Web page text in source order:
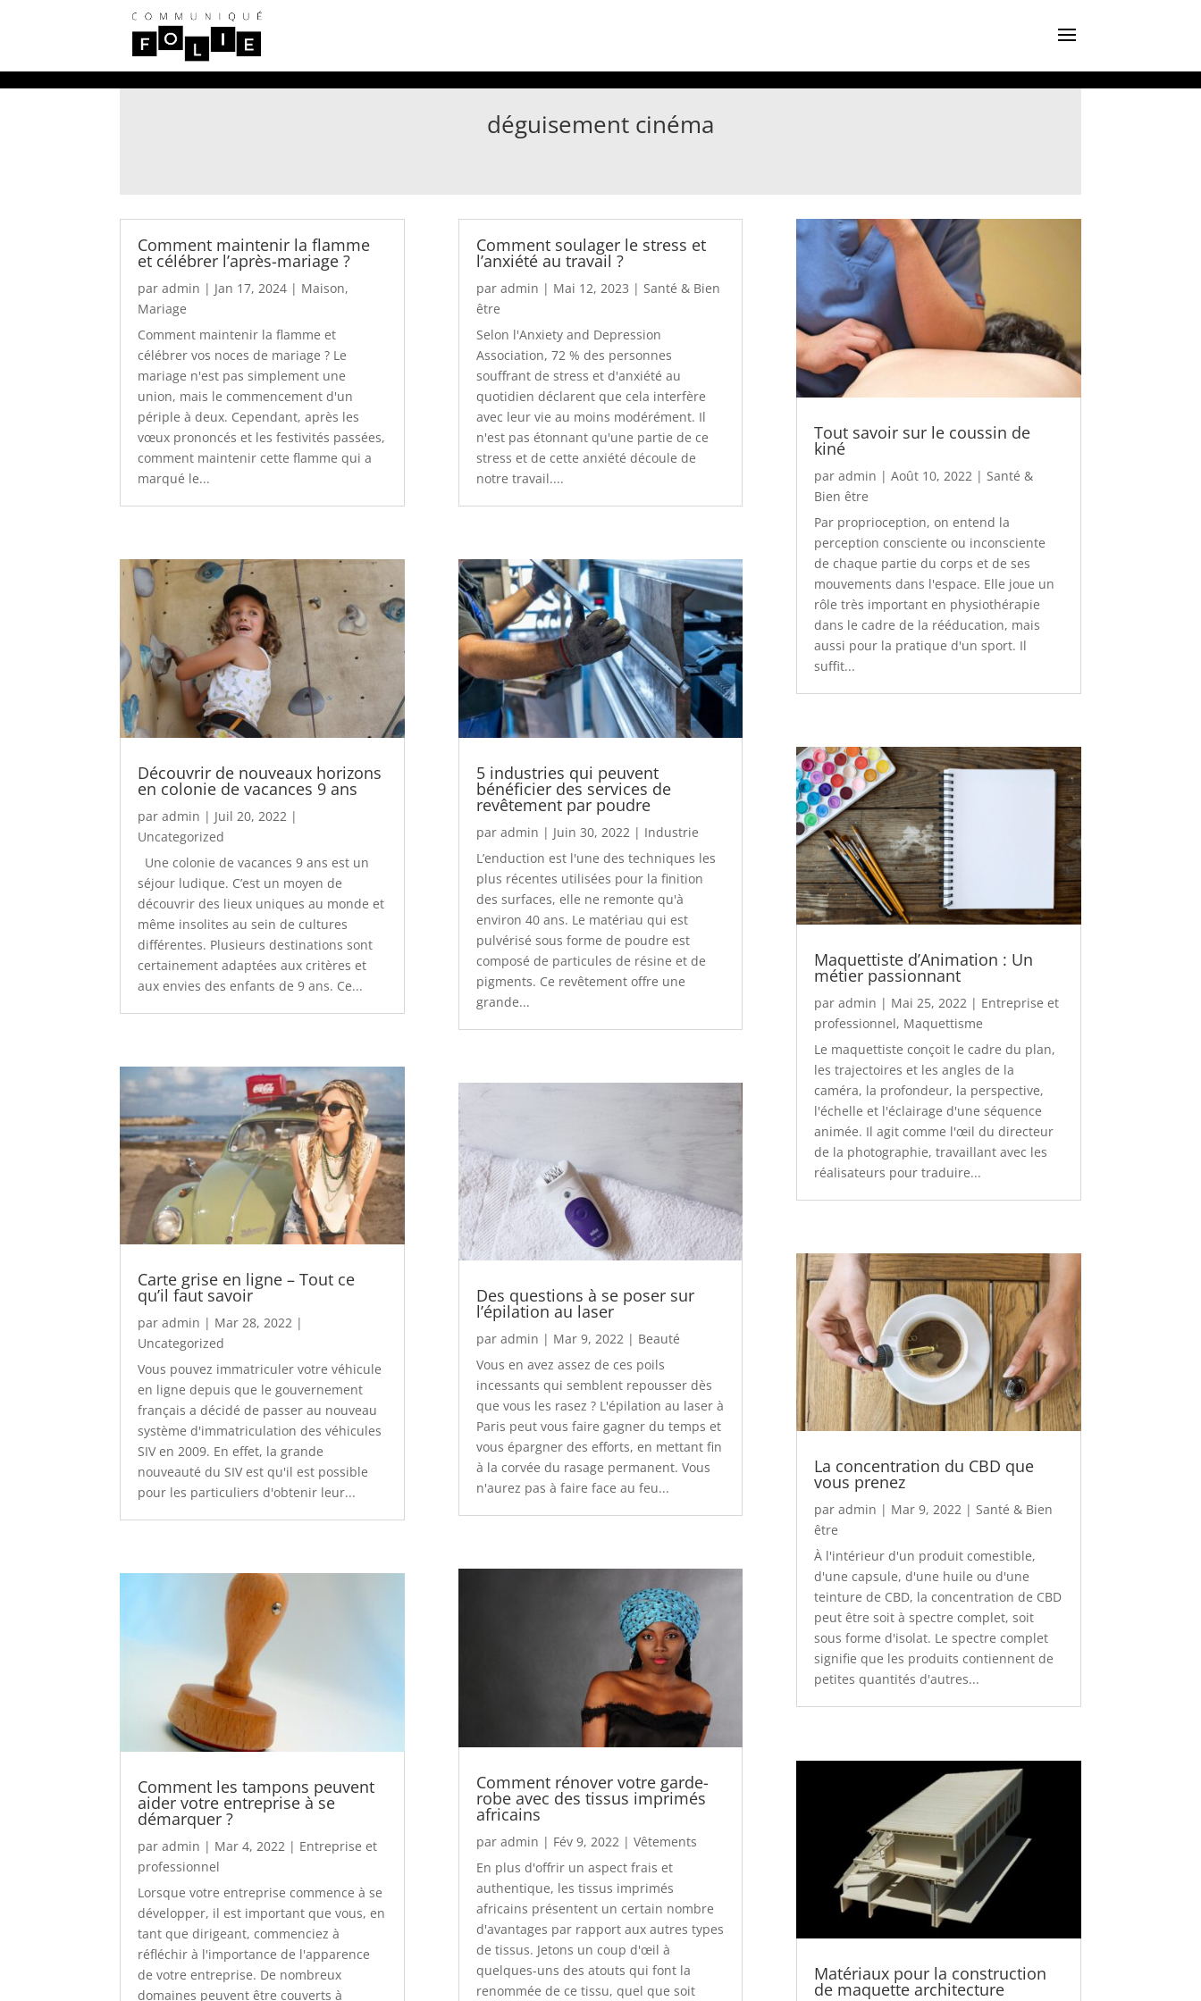
déguisement cinéma
Comment maintenir la flamme
et célébrer l’après-mariage ?
paradmin | Jan 17, 2024 | Maison,
Mariage
Comment maintenir la flamme et
célébrer vos noces de mariage ? Le
mariage n'est pas simplement une
union, mais le commencement d'un
périple à deux. Cependant, après les
vœux prononcés et les festivités passées,
comment maintenir cette flamme qui a
marqué le...
Découvrir de nouveaux horizons
en colonie de vacances 9 ans
paradmin | Juil 20, 2022 |
Uncategorized
Une colonie de vacances 9 ans est un
séjour ludique. C’est un moyen de
découvrir des lieux uniques au monde et
même insolites au sein de cultures
différentes. Plusieurs destinations sont
certainement adaptées aux critères et
aux envies des enfants de 9 ans. Ce...
Carte grise en ligne – Tout ce
qu’il faut savoir
paradmin | Mar 28, 2022 |
Uncategorized
Vous pouvez immatriculer votre véhicule
en ligne depuis que le gouvernement
français a décidé de passer au nouveau
système d'immatriculation des véhicules
SIV en 2009. En effet, la grande
nouveauté du SIV est qu'il est possible
pour les particuliers d'obtenir leur...
Comment les tampons peuvent
aider votre entreprise à se
démarquer ?
paradmin | Mar 4, 2022 | Entreprise et
professionnel
Lorsque votre entreprise commence à se
développer, il est important que vous, en
tant que dirigeant, commenciez à
réfléchir à l'importance de l'apparence
de votre entreprise. De nombreux
domaines peuvent être couverts à
Comment soulager le stress et
l’anxiété au travail ?
par admin | Mai 12, 2023 | Santé & Bien
être
Selon l'Anxiety and Depression
Association, 72 % des personnes
souffrant de stress et d'anxiété au
quotidien déclarent que cela interfère
avec leur vie au moins modérément. Il
n'est pas étonnant qu'une partie de ce
stress et de cette anxiété découle de
notre travail....
5 industries qui peuvent
bénéficier des services de
revêtement par poudre
par admin | Juin 30, 2022 | Industrie
L’enduction est l'une des techniques les
plus récentes utilisées pour la finition
des surfaces, elle ne remonte qu'à
environ 40 ans. Le matériau qui est
pulvérisé sous forme de poudre est
composé de particules de résine et de
pigments. Ce revêtement offre une
grande...
Des questions à se poser sur
l’épilation au laser
par admin | Mar 9, 2022| Beauté
Vous en avez assez de ces poils
incessants qui semblent repousser dès
que vous les rasez ? L'épilation au laser à
Paris peut vous faire gagner du temps et
vous épargner des efforts, en mettant fin
à la corvée du rasage permanent. Vous
n'aurez pas à faire face au feu...
Comment rénover votre garde-
robe avec des tissus imprimés
africains
par admin | Fév 9, 2022 | Vêtements
En plus d'offrir un aspect frais et
authentique, les tissus imprimés
africains présentent un certain nombre
d'avantages par rapport aux autres types
de tissus. Jetons un coup d'œil à
quelques-uns des atouts qui font la
renommée de ce tissu, quel que soit
Tout savoir sur le coussin de
kiné
par admin | Août 10, 2022 | Santé &
Bien être
Par proprioception, on entend la
perception consciente ou inconsciente
de chaque partie du corps et de ses
mouvements dans l'espace. Elle joue un
rôle très important en physiothérapie
dans le cadre de la rééducation, mais
aussi pour la pratique d'un sport. Il
suffit...
Maquettiste d’Animation : Un
métier passionnant
par admin | Mai 25, 2022| Entreprise et
professionnel, Maquettisme
Le maquettiste conçoit le cadre du plan,
les trajectoires et les angles de la
caméra, la profondeur, la perspective,
l'échelle et l'éclairage d'une séquence
animée. Il agit comme l'œil du directeur
de la photographie, travaillant avec les
réalisateurs pour traduire...
La concentration du CBD que
vous prenez
par admin | Mar 9, 2022| Santé & Bien
être
À l'intérieur d'un produit comestible,
d'une capsule, d'une huile ou d'une
teinture de CBD, la concentration de CBD
peut être soit à spectre complet, soit
sous forme d'isolat. Le spectre complet
signifie que les produits contiennent de
petites quantités d'autres...
Matériaux pour la construction
de maquette architecture